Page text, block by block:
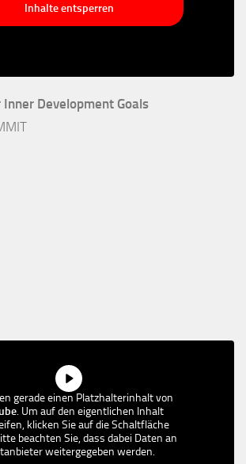
Inhalte entsperren
Inner Development Goals
gerade einen Platzhalterinhalt von
. Um auf den eigentlichen Inhalt
klicken Sie auf die Schaltfläche
beachten Sie, dass dabei Daten an
weitergegeben werden.